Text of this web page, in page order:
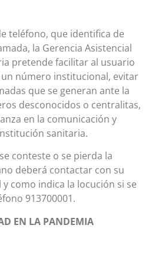
teléfono, que identifica de
la Gerencia Asistencial
pretende facilitar al usuario
número institucional, evitar
que se generan ante la
desconocidos o centralitas,
en la comunicación y
sanitaria.
conteste o se pierda la
deberá contactar con su
como indica la locución si se
913700001.
EN LA PANDEMIA